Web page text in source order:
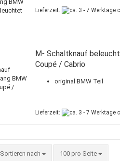
Lieferzeit:
M- Schaltknauf
Coupé / Cabrio
original BMW Teil
Lieferzeit:
Sortieren nach 100 pro Seite